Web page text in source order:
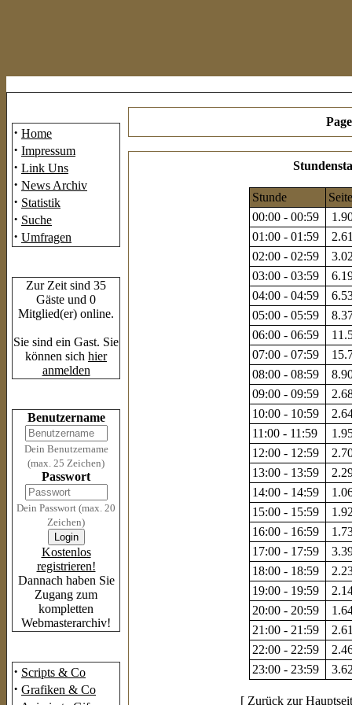
· Home
· Impressum
· Link Uns
· News Archiv
· Statistik
· Suche
· Umfragen
Zur Zeit sind 35
Gäste und 0
Mitglied(er) online.
Sie sind ein Gast. Sie
können sich hier
anmelden
Benutzername
Dein Benutzername
(max. 25 Zeichen)
Passwort
Dein Passwort (max. 20
Zeichen)
Kostenlos
registrieren!
Dannach haben Sie
Zugang zum
kompletten
Webmasterarchiv!
· Scripts & Co
· Grafiken & Co
Stunde
00:00 - 00:59
01:00 - 01:59
02:00 - 02:59
03:00 - 03:59
04:00 - 04:59
05:00 - 05:59
06:00 - 06:59
07:00 - 07:59
08:00 - 08:59
09:00 - 09:59
10:00 - 10:59
11:00 - 11:59
12:00 - 12:59
13:00 - 13:59
14:00 - 14:59
15:00 - 15:59
16:00 - 16:59
17:00 - 17:59
18:00 - 18:59
19:00 - 19:59
20:00 - 20:59
21:00 - 21:59
22:00 - 22:59
23:00 - 23:59
[ Zurück zur